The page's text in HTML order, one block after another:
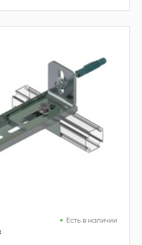
Есть в наличии